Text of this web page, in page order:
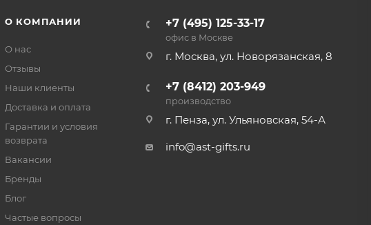
О КОМПАНИИ
О нас
Отзывы
Наши клиенты
Доставка и оплата
Гарантии и условия
возврата
Вакансии
Бренды
Блог
Частые вопросы
+7 (495) 125-33-17
офис в Москве
г. Москва, ул. Новорязанская, 8
+7 (8412) 203-949
производство
г. Пенза, ул. Ульяновская, 54-А
info@ast-gifts.ru